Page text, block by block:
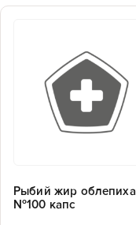
Рыбий жир облепиха
№100 капс